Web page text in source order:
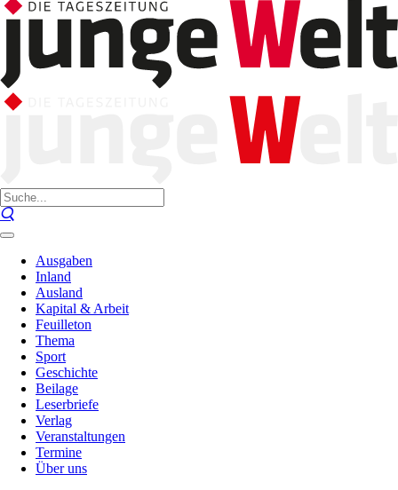
Ausgaben
Inland
Ausland
Kapital & Arbeit
Feuilleton
Thema
Sport
Geschichte
Beilage
Leserbriefe
Verlag
Veranstaltungen
Termine
Über uns